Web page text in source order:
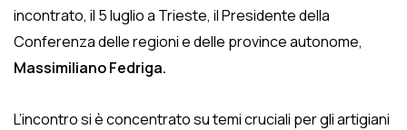
incontrato, il 5 luglio a Trieste, il Presidente della
Conferenza delle regioni e delle province autonome,
Massimiliano Fedriga.
L’incontro si è concentrato su temi cruciali per gli artigiani